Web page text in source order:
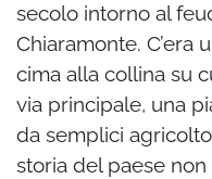
secolo intorno al
Chiaramonte. C’era
cima alla collina su
via principale, una
da semplici
storia del paese